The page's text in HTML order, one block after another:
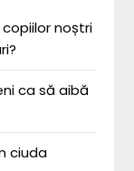
noștri
ca să aibă
ciuda